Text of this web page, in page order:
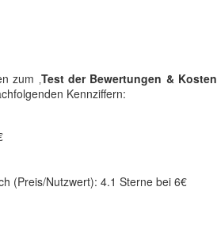
zum ‚Test der Bewertungen & Kosten
Kennziffern:
(Preis/Nutzwert): 4.1 Sterne bei 6€